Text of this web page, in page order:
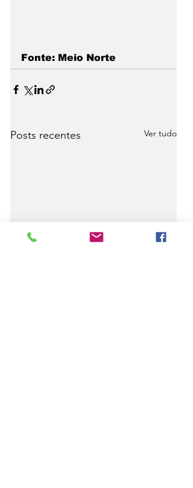
Fonte: Meio Norte
Posts recentes Ver tudo